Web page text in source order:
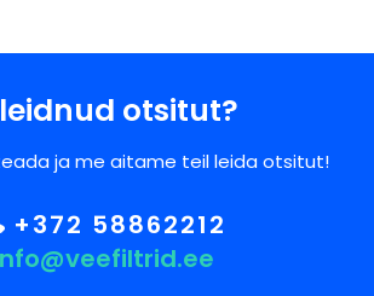
leidnud otsitut?
ja me aitame teil leida otsitut!
+372 58862212